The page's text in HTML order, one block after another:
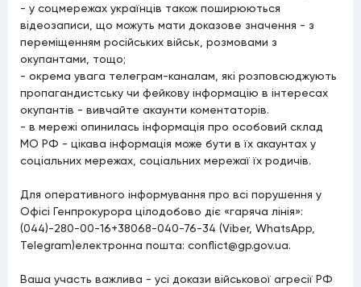
- у соцмережах українців також поширюються
відеозаписи, що можуть мати доказове значення - з
переміщенням російських військ, розмовами з
окупантами, тощо;
- окрема увага телеграм-каналам, які розповсюджують
пропагандистську чи фейкову інформацію в інтересах
окупантів - вивчайте акаунти коментаторів.
- в мережі опинилась інформація про особовий склад
МО РФ - цікава інформація може бути в їх акаунтах у
соціальних мережах, соціальних мережаї їх родичів.
Для оперативного інформування про всі порушення у
Офісі Генпрокурора цілодобово діє «гаряча лінія»:
(044)-280-00-16+38068-040-76-34 (Viber, WhatsApp,
Telegram)електронна пошта: conflict@gp.gov.ua.
Ваша участь важлива - усі докази військової агресії РФ